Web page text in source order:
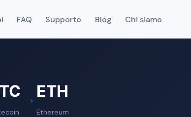
FAQ Supporto Blog Chi siamo
→ ETH
Ethereum